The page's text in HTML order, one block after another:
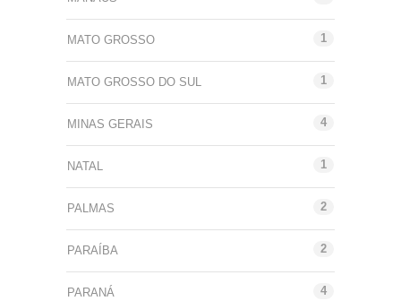
MATO GROSSO 1
MATO GROSSO DO SUL 1
MINAS GERAIS 4
NATAL 1
PALMAS 2
PARAÍBA 2
PARANÁ 4